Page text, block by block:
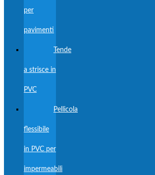
per
pavimenti
Tende
a strisce in
PVC
Pellicola
flessibile
in PVC per
impermeabili